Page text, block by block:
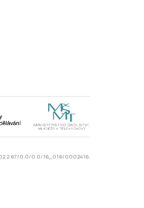
0.0/0.0/16_016/0002416.